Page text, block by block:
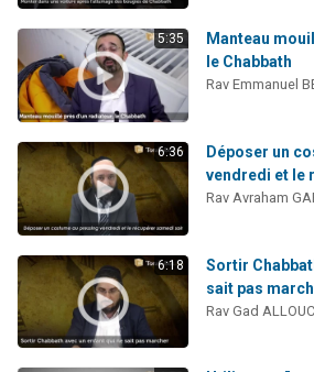
5:35
Manteau
le Chabbath
Rav Emmanuel
6:36
Déposer un
vendredi et le
Rav Avraham
6:18
Sortir
sait pas
Rav Gad